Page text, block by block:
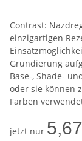
Contrast:
einzigartigen
Grundierung
Base-, Shade-
oder sie können
Farben
jetzt nur